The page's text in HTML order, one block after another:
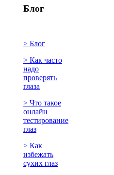
Блог
> Блог
> Как часто
надо
проверять
глаза
> Что такое
онлайн
тестирование
глаз
> Как
избежать
сухих глаз